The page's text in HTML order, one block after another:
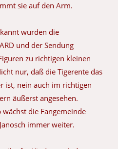
sie auf den Arm.
wurden die
und der Sendung
zu richtigen kleinen
nur, daß die Tigerente das
ist, nein auch im richtigen
äußerst angesehen.
die Fangemeinde
immer weiter.